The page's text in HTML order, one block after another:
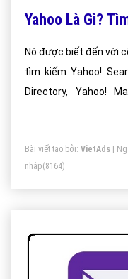
Yahoo Là Gì?
Nó được biết đến với
tìm kiếm Yahoo!
Directory, Yahoo!
truyền thông xã hội.
Bài viết tạo bởi: VietAds |
nhập(8164)